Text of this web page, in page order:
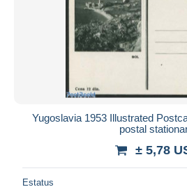
Yugoslavia 1953 Illustrated
postal
± 5,78
Estatus